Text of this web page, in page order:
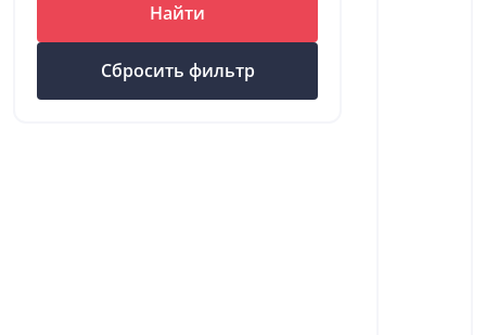
Найти
Сбросить фильтр